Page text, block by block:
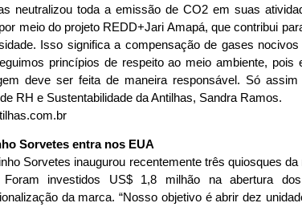
neutralizou toda a emissão de CO2 em suas
meio do projeto REDD+Jari Amapá, que contribui
Isso significa a compensação de gases
princípios de respeito ao meio ambiente,
deve ser feita de maneira responsável. Só
RH e Sustentabilidade da Antilhas, Sandra Ramos.
Sorvetes entra nos EUA
Sorvetes inaugurou recentemente três quiosques
Foram investidos US$ 1,8 milhão na abertura
da marca. “Nosso objetivo é abrir dez